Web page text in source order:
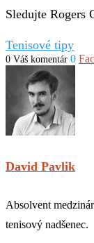
Sledujte Rogers
Tenisové tipy
0 Váš komentár 0
David Pavlik
Absolvent
tenisový nadšenec.